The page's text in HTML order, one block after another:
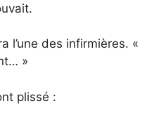
l’une des infirmières. «
»
plissé :